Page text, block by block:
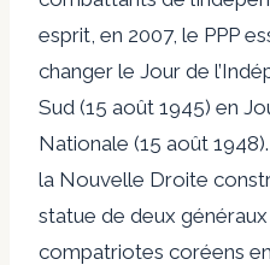
esprit, en 2007, le PPP
changer le Jour de
Sud (15 août 1945) en
Nationale (15 août
la Nouvelle Droite
statue de deux
compatriotes coréens